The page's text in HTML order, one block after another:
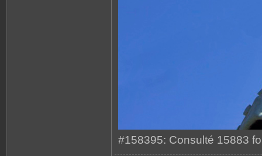
#158395: Consulté 15883